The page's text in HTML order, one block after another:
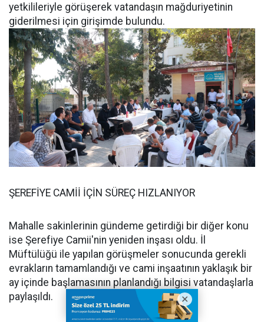
yetkilileriyle görüşerek vatandaşın mağduriyetinin
giderilmesi için girişimde bulundu.
ŞEREFİYE CAMİİ İÇİN SÜREÇ HIZLANIYOR
Mahalle sakinlerinin gündeme getirdiği bir diğer konu
ise Şerefiye Camii'nin yeniden inşası oldu. İl
Müftülüğü ile yapılan görüşmeler sonucunda gerekli
evrakların tamamlandığı ve cami inşaatının yaklaşık bir
ay içinde başlamasının planlandığı bilgisi vatandaşlarla
paylaşıldı.